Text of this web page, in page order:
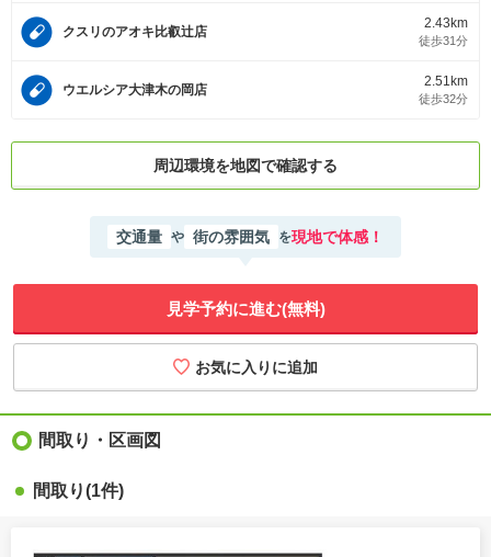
クスリのアオキ比叡辻店
2.43km
徒歩31分
ウエルシア大津木の岡店
2.51km
徒歩32分
周辺環境を地図で確認する
交通量 や 街の雰囲気 を現地で体感！
見学予約に進む(無料)
間取り・区画図
間取り(1件)